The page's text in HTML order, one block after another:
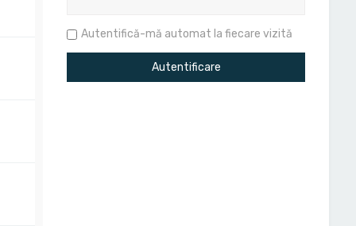
Autentifică-mă automat la fiecare vizită